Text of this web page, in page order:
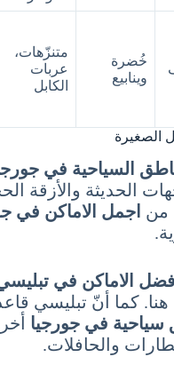
خُضرة
وينابيع
متنزّهات،
عربات
الكابل
الصغيرة
السياحية في
الحديثة والأزقة
من اجمل الاماكن في
افضل الاماكن في
هنا. كما أنّ تبليسي
سياحية في جورجيا
والحافلات.